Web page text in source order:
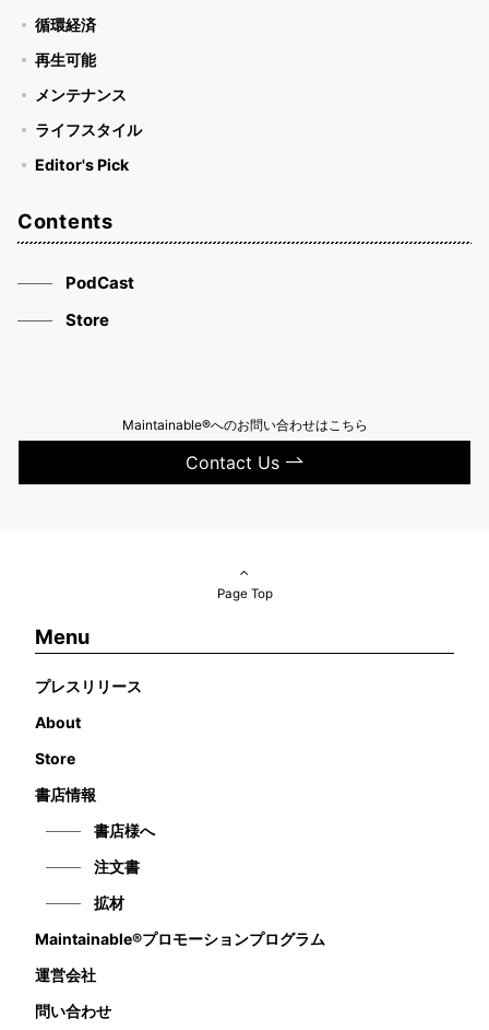
循環経済
再生可能
メンテナンス
ライフスタイル
Editor's Pick
Contents
PodCast
Store
Maintainable®へのお問い合わせはこちら
Contact Us
Page Top
Menu
プレスリリース
About
Store
書店情報
書店様へ
注文書
拡材
Maintainable®プロモーションプログラム
運営会社
問い合わせ